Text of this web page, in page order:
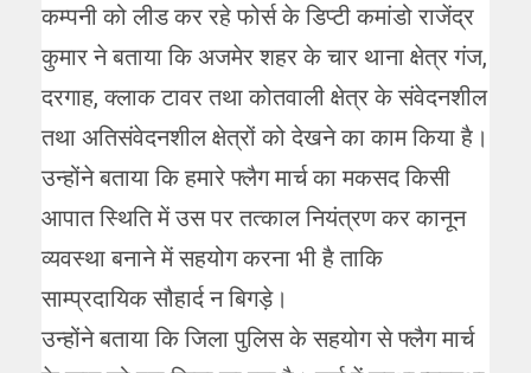
कम्पनी को लीड कर रहे फोर्स के डिप्टी कमांडो राजेंद्र
कुमार ने बताया कि अजमेर शहर के चार थाना क्षेत्र गंज,
दरगाह, क्लाक टावर तथा कोतवाली क्षेत्र के संवेदनशील
तथा अतिसंवेदनशील क्षेत्रों को देखने का काम किया है।
उन्होंने बताया कि हमारे फ्लैग मार्च का मकसद किसी
आपात स्थिति में उस पर तत्काल नियंत्रण कर कानून
व्यवस्था बनाने में सहयोग करना भी है ताकि
साम्प्रदायिक सौहार्द न बिगड़े।
उन्होंने बताया कि जिला पुलिस के सहयोग से फ्लैग मार्च